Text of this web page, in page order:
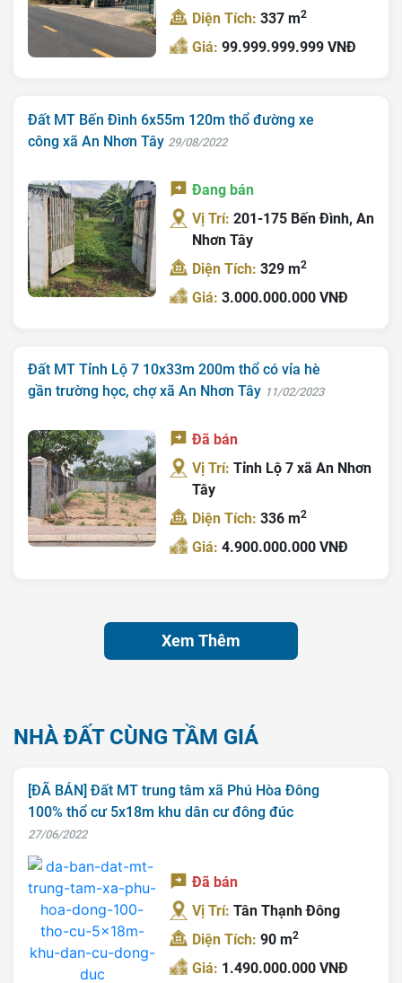
Diện Tích:337 m2
Giá:99.999.999.999 VNĐ
Đất MT Bến Đình 6x55m 120m thổ đường xe
công xã An Nhơn Tây 29/08/2022
Đang bán
Vị Trí:201-175 Bến Đình, An
Nhơn Tây
Diện Tích:329 m2
Giá:3.000.000.000 VNĐ
Đất MT Tỉnh Lộ 7 10x33m 200m thổ có vỉa hè
gần trường học, chợ xã An Nhơn Tây 11/02/2023
Đã bán
Vị Trí:Tỉnh Lộ 7 xã An Nhơn
Tây
Diện Tích:336 m2
Giá:4.900.000.000 VNĐ
Xem Thêm
NHÀ ĐẤT CÙNG TẦM GIÁ
[ĐÃ BÁN] Đất MT trung tâm xã Phú Hòa Đông
100% thổ cư 5x18m khu dân cư đông đúc
27/06/2022
Đã bán
Vị Trí:Tân Thạnh Đông
Diện Tích:90 m2
Giá: 1.490.000.000 VNĐ